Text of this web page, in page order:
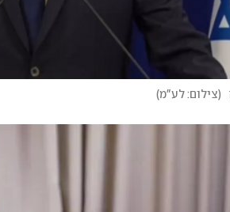
(צילום: לע"מ)